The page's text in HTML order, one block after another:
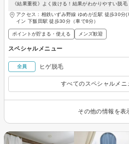
《結果重視》よく抜ける！結果がわかりやすい脱毛
アクセス：相鉄いずみ野線 ゆめが丘駅 徒歩30分
イン 下飯田駅 徒歩30分（車で8分）
ポイントが貯まる・使える メンズ歓迎
スペシャルメニュー
全員 ヒゲ脱毛
すべてのスペシャルメニ
その他の情報を表